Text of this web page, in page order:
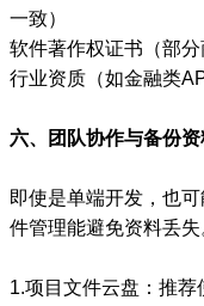
一致）
软件著作权证书（部分
行业资质（如金融类
六、团队协作与备份资
即使是单端开发，也
件管理能避免资料丢失
1.项目文件云盘：推荐